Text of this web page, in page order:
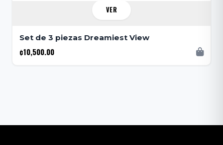
VER
Set de 3 piezas Dreamiest View
¢10,500.00